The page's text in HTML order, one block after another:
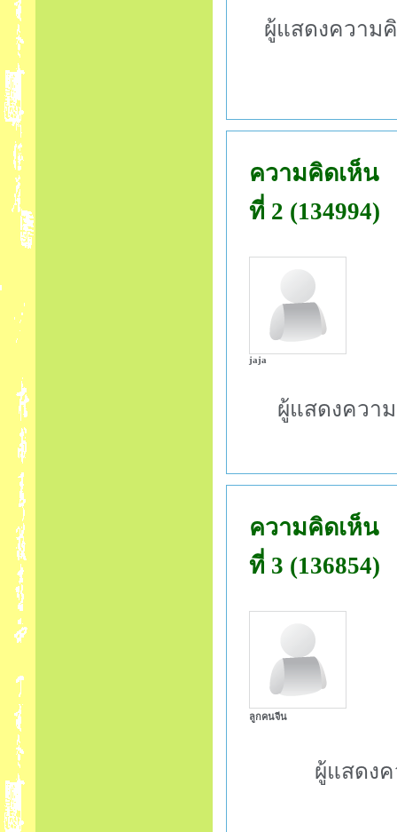
ผู้แสดงความ
ความคิดเห็น
ที่ 2 (134994)
jaja
ผู้แสดงควา
ความคิดเห็น
ที่ 3 (136854)
ลูกคนจีน
ผู้แสดง